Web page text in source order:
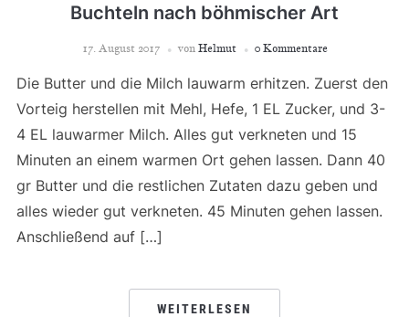
Buchteln nach böhmischer Art
17. August 2017 von Helmut 0 Kommentare
Die Butter und die Milch lauwarm erhitzen. Zuerst den
Vorteig herstellen mit Mehl, Hefe, 1 EL Zucker, und 3-
4 EL lauwarmer Milch. Alles gut verkneten und 15
Minuten an einem warmen Ort gehen lassen. Dann 40
gr Butter und die restlichen Zutaten dazu geben und
alles wieder gut verkneten. 45 Minuten gehen lassen.
Anschließend auf […]
WEITERLESEN